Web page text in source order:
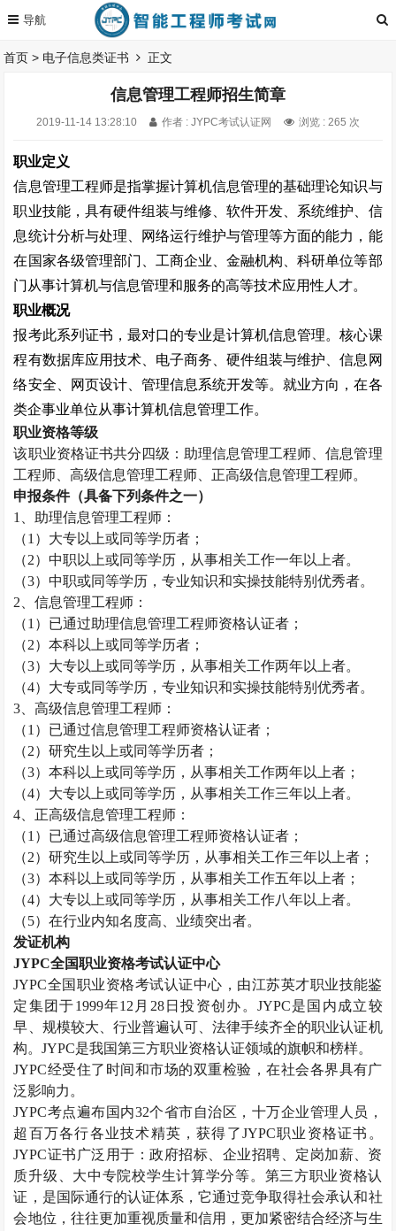
首页 > 电子信息类证书 正文
信息管理工程师招生简章
2019-11-14 13:28:10 作者 : JYPC考试认证网 浏览 : 265 次
职业定义
信息管理工程师是指掌握计算机信息管理的基础理论知识与
职业技能，具有硬件组装与维修、软件开发、系统维护、信
息统计分析与处理、网络运行维护与管理等方面的能力，能
在国家各级管理部门、工商企业、金融机构、科研单位等部
门从事计算机与信息管理和服务的高等技术应用性人才。
职业概况
报考此系列证书，最对口的专业是计算机信息管理。核心课
程有数据库应用技术、电子商务、硬件组装与维护、信息网
络安全、网页设计、管理信息系统开发等。就业方向，在各
类企事业单位从事计算机信息管理工作。
职业资格等级
该职业资格证书共分四级：助理信息管理工程师、信息管理
工程师、高级信息管理工程师、正高级信息管理工程师。
申报条件（具备下列条件之一）
1
、助理信息管理工程师：
（1 ）大专以上或同等学历者；
（2）中职以上或同等学历，从事相关工作一年以上者。
（3）中职或同等学历，专业知识和实操技能特别优秀者。
2 、信息管理工程师：
（1 ）已通过助理信息管理工程师资格认证者；
（2）本科以上或同等学历者；
（3）大专以上或同等学历，从事相关工作两年以上者。
（4）大专或同等学历，专业知识和实操技能特别优秀者。
3 、高级信息管理工程师：
（1 ）已通过信息管理工程师资格认证者；
（2）研究生以上或同等学历者；
（3）本科以上或同等学历，从事相关工作两年以上者；
（4）大专以上或同等学历，从事相关工作三年以上者。
4 、正高级信息管理工程师：
（1 ）已通过高级信息管理工程师资格认证者；
（2）研究生以上或同等学历，从事相关工作三年以上者；
（3）本科以上或同等学历，从事相关工作五年以上者；
（4）大专以上或同等学历，从事相关工作八年以上者。
（5）在行业内知名度高、业绩突出者。
发证机构
JYPC全国职业资格考试认证中心
JYPC全国职业资格考试认证中心，由江苏英才职业技能鉴
定集团于1999年12 月 28日投资创办。 JYPC是国内成立较
早、规模较大、行业普遍认可、法律手续齐全的职业认证机
构。JYPC是我国第三方职业资格认证领域的旗帜和榜样。
JYPC经受住了时间和市场的双重检验，在社会各界具有广
泛影响力。
JYPC考点遍布国内32个省市自治区，十万企业管理人员，
超百万各行各业技术精英，获得了JYPC职业资格证书。
JYPC证书广泛用于：政府招标、企业招聘、定岗加薪、资
质升级、大中专院校学生计算学分等。第三方职业资格认
证，是国际通行的认证体系，它通过竞争取得社会承认和社
会地位，往往更加重视质量和信用，更加紧密结合经济与生